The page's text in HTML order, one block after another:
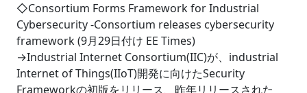
◇Consortium Forms Framework for Industrial
Cybersecurity -Consortium releases cybersecurity
framework (9月29日付け EE Times)
→Industrial Internet Consortium(IIC)が、industrial
Internet of Things(IIoT)開発に向けたSecurity
Frameworkの初版をリリース、昨年リリースされた